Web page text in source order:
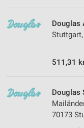
Douglas
511,31
Douglas
70173